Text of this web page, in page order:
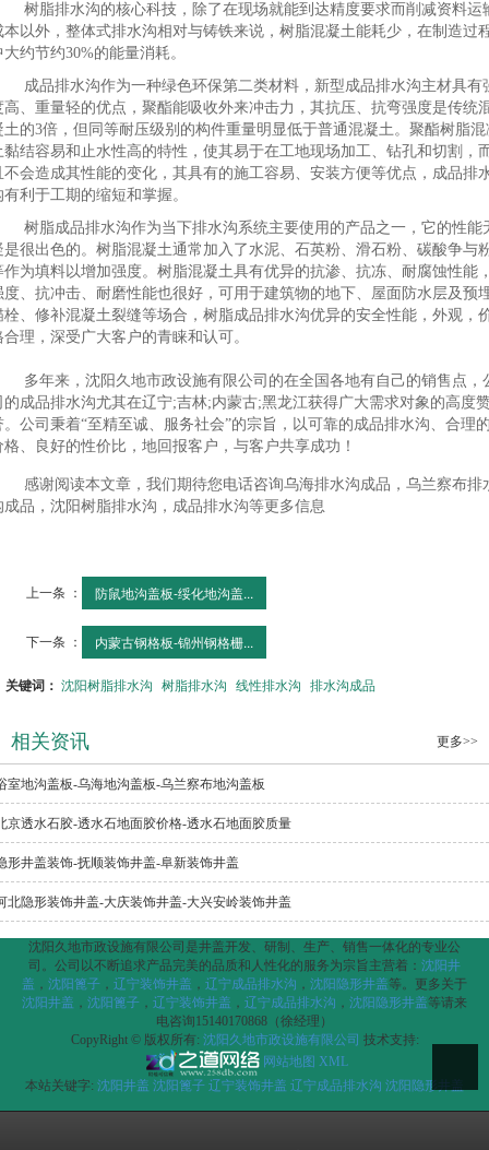
树脂排水沟的核心科技，除了在现场就能到达精度要求而削减资料运
本以外，整体式排水沟相对与铸铁来说，树脂混凝土能耗少，在制造过
大约节约30%的能量消耗。
成品排水沟作为一种绿色环保第二类材料，新型成品排水沟主材具有
高、重量轻的优点，聚酯能吸收外来冲击力，其抗压、抗弯强度是传统
土的3倍，但同等耐压级别的构件重量明显低于普通混凝土。聚酯树脂混
黏结容易和止水性高的特性，使其易于在工地现场加工、钻孔和切割，
不会造成其性能的变化，其具有的施工容易、安装方便等优点，成品排
有利于工期的缩短和掌握。
树脂成品排水沟作为当下排水沟系统主要使用的产品之一，它的性能
是很出色的。树脂混凝土通常加入了水泥、石英粉、滑石粉、碳酸争与
作为填料以增加强度。树脂混凝土具有优异的抗渗、抗冻、耐腐蚀性能
度、抗冲击、耐磨性能也很好，可用于建筑物的地下、屋面防水层及预
栓、修补混凝土裂缝等场合，树脂成品排水沟优异的安全性能，外观，
合理，深受广大客户的青睐和认可。
多年来，沈阳久地市政设施有限公司的在全国各地有自己的销售点，
的成品排水沟尤其在辽宁;吉林;内蒙古;黑龙江获得广大需求对象的高度
。公司秉着“至精至诚、服务社会”的宗旨，以可靠的成品排水沟、合理
格、良好的性价比，地回报客户，与客户共享成功！
感谢阅读本文章，我们期待您电话咨询乌海排水沟成品，乌兰察布排
成品，沈阳树脂排水沟，成品排水沟等更多信息
上一条 ： 防鼠地沟盖板-绥化地沟盖...
下一条 ： 内蒙古钢格板-锦州钢格栅...
关键词： 沈阳树脂排水沟 树脂排水沟 线性排水沟 排水沟成品
相关资讯 更多>>
室地沟盖板-乌海地沟盖板-乌兰察布地沟盖板
京透水石胶-透水石地面胶价格-透水石地面胶质量
形井盖装饰-抚顺装饰井盖-阜新装饰井盖
北隐形装饰井盖-大庆装饰井盖-大兴安岭装饰井盖
沈阳久地市政设施有限公司是井盖开发、研制、生产、销售一体化的专业公
司。公司以不断追求产品完美的品质和人性化的服务为宗旨主营着： 沈阳井
盖 ， 沈阳篦子 ， 辽宁装饰井盖 ， 辽宁成品排水沟 ， 沈阳隐形井盖等。更多关于
沈阳井盖 ， 沈阳篦子 ， 辽宁装饰井盖 ， 辽宁成品排水沟 ， 沈阳隐形井盖等请来
电咨询15140170868（徐经理）
CopyRight © 版权所有: 沈阳久地市政设施有限公司 技术支持:
网站地图 XML
本站关键字: 沈阳井盖 沈阳篦子 辽宁装饰井盖 辽宁成品排水沟 沈阳隐形井盖